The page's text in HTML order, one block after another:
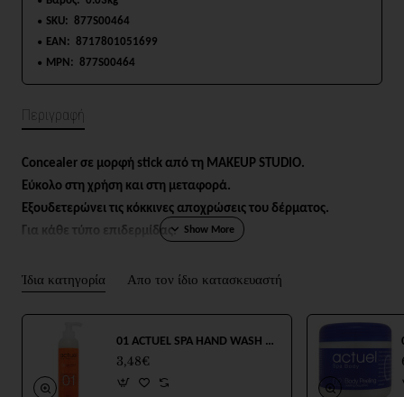
SKU: 877S00464
EAN: 8717801051699
MPN: 877S00464
Περιγραφή
Concealer σε μορφή stick από τη MAKEUP STUDIO.
Εύκολο στη χρήση και στη μεταφορά.
Εξουδετερώνει τις κόκκινες αποχρώσεις του δέρματος.
Για κάθε τύπο επιδερμίδας.
Ίδια κατηγορία Απο τον ίδιο κατασκευαστή
01 ACTUEL SPA HAND WASH 250ml
3,48€